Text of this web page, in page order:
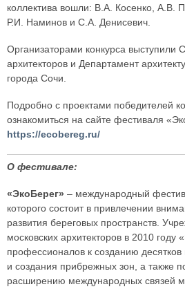
коллектива вошли: В.А. Косенко, А.В.
Р.И. Наминов и С.А. Денисевич.
Организаторами конкурса выступили
архитекторов и Департамент
города Сочи.
Подробно с проектами победителей
ознакомиться на сайте фестиваля
https://ecobereg.ru/
О фестивале:
«ЭкоБерег» – международный
которого состоит в привлечении
развития береговых пространств.
московских архитекторов в 2010 году
профессионалов к созданию десятков
и создания прибрежных зон, а также
расширению международных связей